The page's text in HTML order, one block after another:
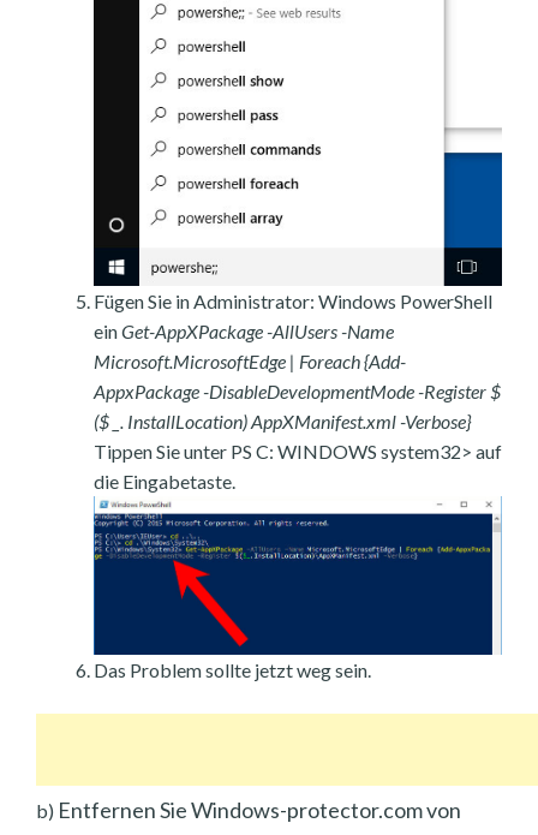
Fügen Sie in Administrator: Windows PowerShell
einGet-AppXPackage -AllUsers -Name
Microsoft.MicrosoftEdge | Foreach {Add-
AppxPackage -DisableDevelopmentMode -Register $
($ _. InstallLocation) AppXManifest.xml -Verbose}
Tippen Sie unter PS C: WINDOWS system32> auf
die Eingabetaste.
Das Problem sollte jetzt weg sein.
b) Entfernen Sie Windows-protector.com von